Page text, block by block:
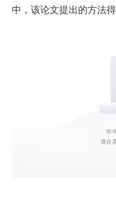
中，该论文提出的方法